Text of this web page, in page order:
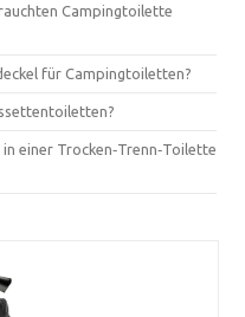
Campingtoilette
für Campingtoiletten?
einer Trocken‑Trenn‑Toilette